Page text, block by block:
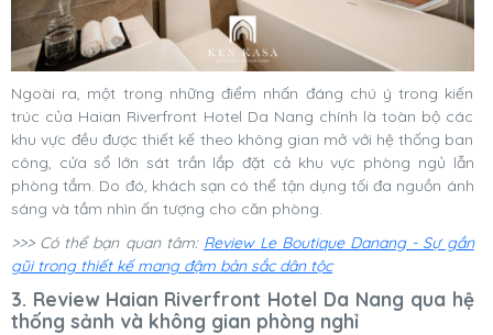
Ngoài ra, một trong những điểm nhấn đáng chú ý trong kiến
trúc của Haian Riverfront Hotel Da Nang chính là toàn bộ các
khu vực đều được thiết kế theo không gian mở với hệ thống ban
công, cửa sổ lớn sát trần lắp đặt cả khu vực phòng ngủ lẫn
phòng tắm. Do đó, khách sạn có thể tận dụng tối đa nguồn ánh
sáng và tầm nhìn ấn tượng cho căn phòng.
>>> Có thể bạn quan tâm: Review Le Boutique Danang - Sự gần
gũi trong thiết kế mang đậm bản sắc dân tộc
3. Review Haian Riverfront Hotel Da Nang qua hệ
thống sảnh và không gian phòng nghỉ